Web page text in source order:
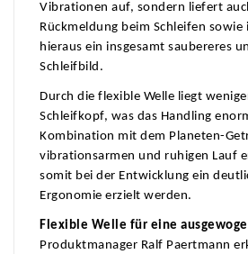
Vibrationen auf, sondern liefert
Rückmeldung beim Schleifen sowie
hieraus ein insgesamt saubereres
Schleifbild.
Durch die flexible Welle liegt
Schleifkopf, was das Handling
Kombination mit dem Planeten-
vibrationsarmen und ruhigen Lauf
somit bei der Entwicklung ein
Ergonomie erzielt werden.
Flexible Welle für eine
Produktmanager Ralf Paertmann